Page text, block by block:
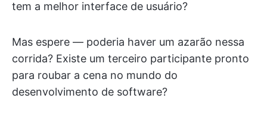
tem a melhor interface de usuário?
Mas espere — poderia haver um azarão nessa
corrida? Existe um terceiro participante pronto
para roubar a cena no mundo do
desenvolvimento de software?